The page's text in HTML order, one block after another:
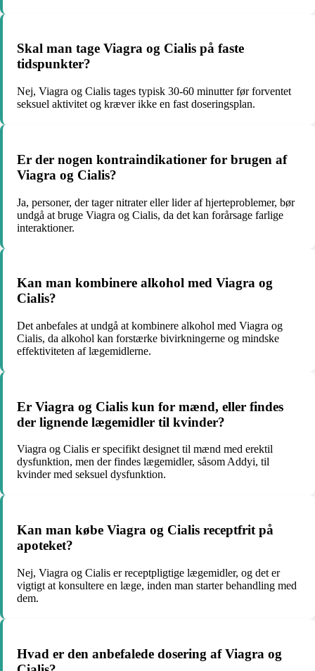
Skal man tage Viagra og Cialis på faste
tidspunkter?
Nej, Viagra og Cialis tages typisk 30-60 minutter før forventet
seksuel aktivitet og kræver ikke en fast doseringsplan.
Er der nogen kontraindikationer for brugen af
Viagra og Cialis?
Ja, personer, der tager nitrater eller lider af hjerteproblemer, bør
undgå at bruge Viagra og Cialis, da det kan forårsage farlige
interaktioner.
Kan man kombinere alkohol med Viagra og
Cialis?
Det anbefales at undgå at kombinere alkohol med Viagra og
Cialis, da alkohol kan forstærke bivirkningerne og mindske
effektiviteten af lægemidlerne.
Er Viagra og Cialis kun for mænd, eller findes
der lignende lægemidler til kvinder?
Viagra og Cialis er specifikt designet til mænd med erektil
dysfunktion, men der findes lægemidler, såsom Addyi, til
kvinder med seksuel dysfunktion.
Kan man købe Viagra og Cialis receptfrit på
apoteket?
Nej, Viagra og Cialis er receptpligtige lægemidler, og det er
vigtigt at konsultere en læge, inden man starter behandling med
dem.
Hvad er den anbefalede dosering af Viagra og